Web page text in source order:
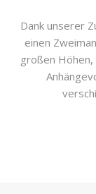
Dank unserer
einen
großen